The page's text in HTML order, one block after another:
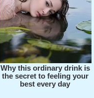
Why this ordinary drink is
the secret to feeling your
best every day